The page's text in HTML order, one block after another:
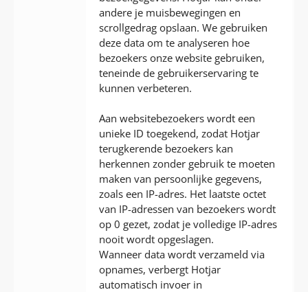
andere je muisbewegingen en
scrollgedrag opslaan. We gebruiken
deze data om te analyseren hoe
bezoekers onze website gebruiken,
teneinde de gebruikerservaring te
kunnen verbeteren.
Aan websitebezoekers wordt een
unieke ID toegekend, zodat Hotjar
terugkerende bezoekers kan
herkennen zonder gebruik te moeten
maken van persoonlijke gegevens,
zoals een IP-adres. Het laatste octet
van IP-adressen van bezoekers wordt
op 0 gezet, zodat je volledige IP-adres
nooit wordt opgeslagen.
Wanneer data wordt verzameld via
opnames, verbergt Hotjar
automatisch invoer in